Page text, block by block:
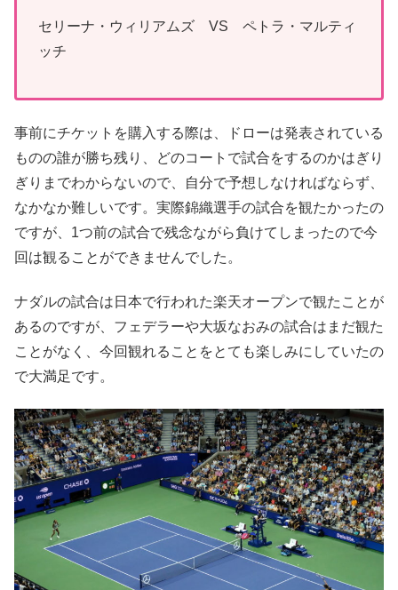
セリーナ・ウィリアムズ VS ペトラ・マルティ
ッチ
事前にチケットを購入する際は、ドローは発表されている
ものの誰が勝ち残り、どのコートで試合をするのかはぎり
ぎりまでわからないので、自分で予想しなければならず、
なかなか難しいです。実際錦織選手の試合を観たかったの
ですが、1つ前の試合で残念ながら負けてしまったので今
回は観ることができませんでした。
ナダルの試合は日本で行われた楽天オープンで観たことが
あるのですが、フェデラーや大坂なおみの試合はまだ観た
ことがなく、今回観れることをとても楽しみにしていたの
で大満足です。